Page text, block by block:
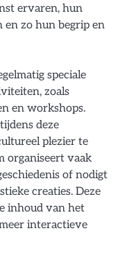
ervaren, hun
en zo hun begrip en
speciale
zoals
en workshops.
deze
plezier te
organiseert vaak
of nodigt
creaties. Deze
inhoud van het
interactieve